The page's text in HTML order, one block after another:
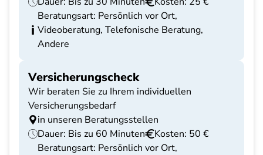
Beratungsart: Persönlich vor Ort,
Videoberatung, Telefonische Beratung,
Andere
Versicherungscheck
Wir beraten Sie zu Ihrem individuellen
Versicherungsbedarf
in unseren Beratungsstellen
Dauer: Bis zu 60 Minuten
Kosten: 50 €
Beratungsart: Persönlich vor Ort,